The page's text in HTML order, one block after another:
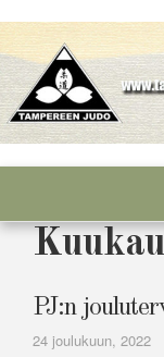
content
PJ:n
24 joulukuun, 2022